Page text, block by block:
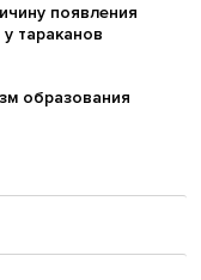
появления
тараканов
образования